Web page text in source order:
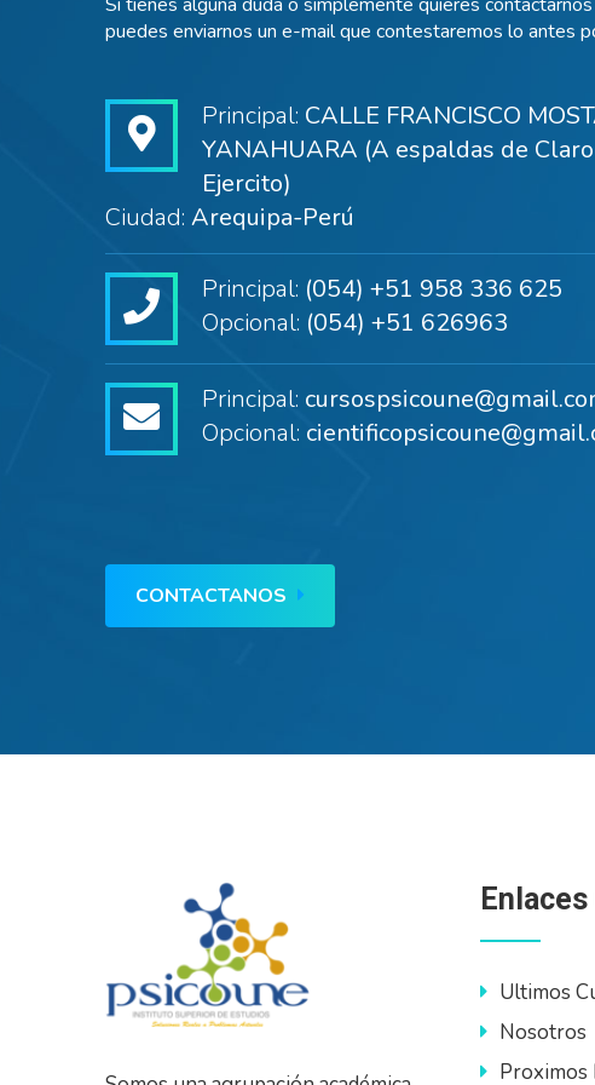
puedes enviarnos un e-mail que contestaremos lo antes
Principal: CALLE FRANCISCO
YANAHUARA (A espaldas de
Ejercito)
Ciudad: Arequipa-Perú
Principal: (054) +51 958 336 625
Opcional: (054) +51 626963
Principal:
Opcional:
CONTACTANOS
Ultimos
Nosotros
Proximos